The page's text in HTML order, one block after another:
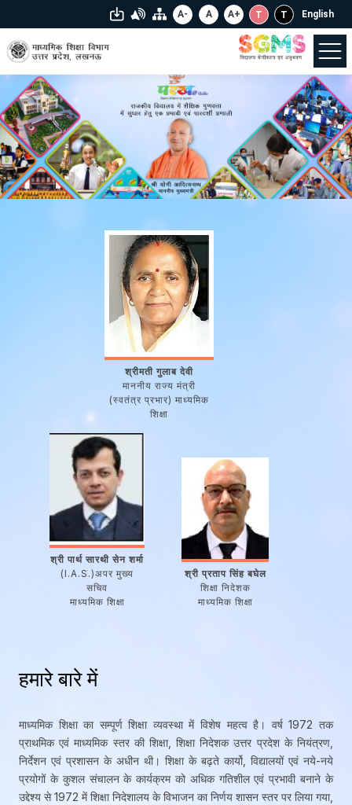
A- A A+ T T English
मुख्य पृष्ठ
हमारे बारे में
विद्यालय श्रेणीकरण एवं अनुश्रवण
श्रीमती गुलाब देवी
माननीय राज्य मंत्री
(स्वतंत्र प्रभार) माध्यमिक
शिक्षा
श्री पार्थ सारथी सेन शर्मा
(I.A.S.)अपर मुख्य
सचिव
माध्यमिक शिक्षा
श्री प्रताप सिंह बघेल
शिक्षा निदेशक
माध्यमिक शिक्षा
हमारे बारे में
माध्यमिक शिक्षा का सम्पूर्ण शिक्षा व्यवस्था में विशेष महत्व है। वर्ष 1972 तक
प्राथमिक एवं माध्यमिक स्तर की शिक्षा, शिक्षा निदेशक उत्तर प्रदेश के नियंत्रण,
निर्देशन एवं प्रशासन के अधीन थी। शिक्षा के बढ़ते कार्यो, विद्यालयों एवं नये-नये
प्रयोगों के कुशल संचालन के कार्यक्रम को अधिक गतिशील एवं प्रभावी बनाने के
उद्देश्य से 1972 में शिक्षा निदेशालय के विभाजन का निर्णय शासन स्तर पर लिया गया,